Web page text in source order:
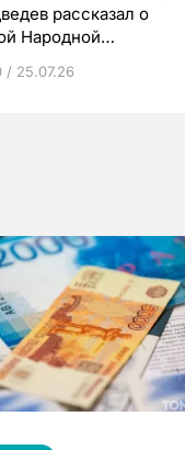
рассказал о
Народной
/ 25.07.26